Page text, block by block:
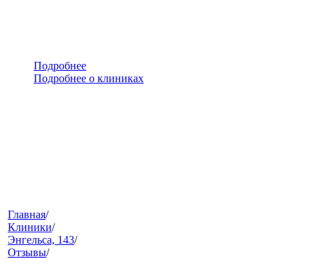
Подробнее
Подробнее о клиниках
меню
Главная/
Клиники/
Энгельса, 143/
Отзывы/